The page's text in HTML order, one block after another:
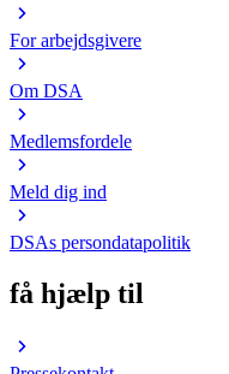
For arbejdsgivere
Om DSA
Medlemsfordele
Meld dig ind
DSAs persondatapolitik
få hjælp til